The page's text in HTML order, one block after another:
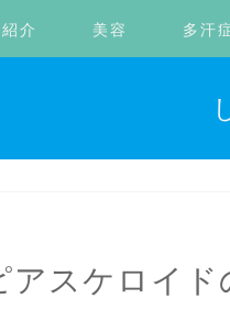
介 美容 多汗
アスケロイド